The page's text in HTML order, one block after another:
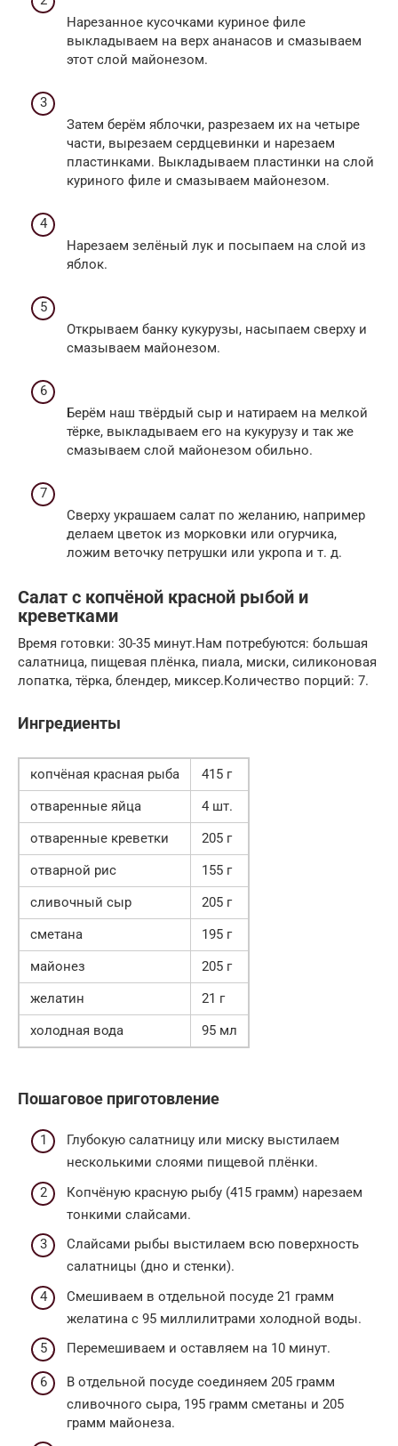
Нарезанное кусочками куриное филе
выкладываем на верх ананасов и смазываем
этот слой майонезом.
Затем берём яблочки, разрезаем их на четыре
части, вырезаем сердцевинки и нарезаем
пластинками. Выкладываем пластинки на слой
куриного филе и смазываем майонезом.
Нарезаем зелёный лук и посыпаем на слой из
яблок.
Открываем банку кукурузы, насыпаем сверху и
смазываем майонезом.
Берём наш твёрдый сыр и натираем на мелкой
тёрке, выкладываем его на кукурузу и так же
смазываем слой майонезом обильно.
Сверху украшаем салат по желанию, например
делаем цветок из морковки или огурчика,
ложим веточку петрушки или укропа и т. д.
Салат с копчёной красной рыбой и
креветками
Время готовки: 30-35 минут.Нам потребуются: большая
салатница, пищевая плёнка, пиала, миски, силиконовая
лопатка, тёрка, блендер, миксер.Количество порций: 7.
Ингредиенты
копчёная красная рыба
415 г
отваренные яйца
4 шт.
отваренные креветки
205 г
отварной рис
155 г
сливочный сыр
205 г
сметана
195 г
майонез
205 г
желатин
21 г
холодная вода
95 мл
Пошаговое приготовление
Глубокую салатницу или миску выстилаем
несколькими слоями пищевой плёнки.
Копчёную красную рыбу (415 грамм) нарезаем
тонкими слайсами.
Слайсами рыбы выстилаем всю поверхность
салатницы (дно и стенки).
Смешиваем в отдельной посуде 21 грамм
желатина с 95 миллилитрами холодной воды.
Перемешиваем и оставляем на 10 минут.
В отдельной посуде соединяем 205 грамм
сливочного сыра, 195 грамм сметаны и 205
грамм майонеза.